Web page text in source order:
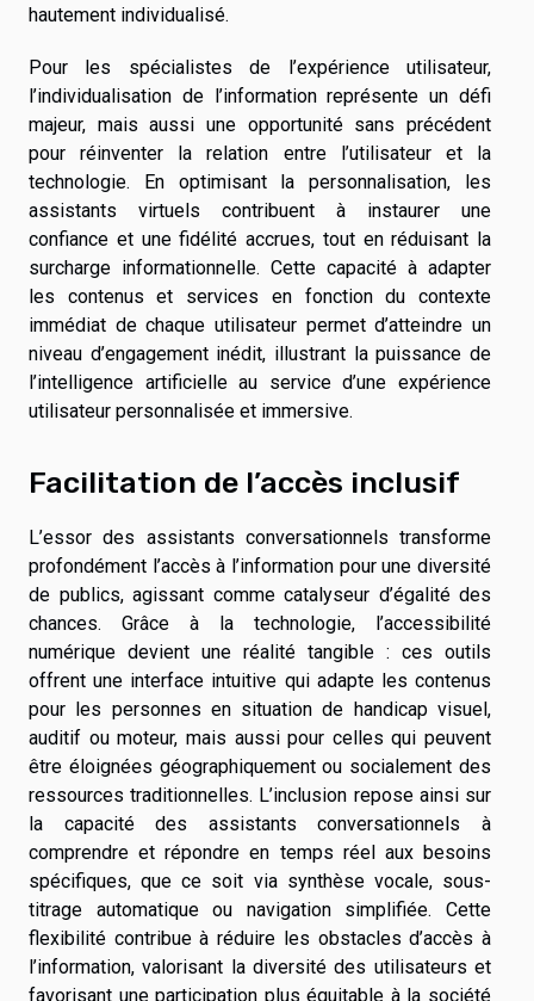
hautement individualisé.
Pour les spécialistes de l’expérience utilisateur,
l’individualisation de l’information représente un défi
majeur, mais aussi une opportunité sans précédent
pour réinventer la relation entre l’utilisateur et la
technologie. En optimisant la personnalisation, les
assistants virtuels contribuent à instaurer une
confiance et une fidélité accrues, tout en réduisant la
surcharge informationnelle. Cette capacité à adapter
les contenus et services en fonction du contexte
immédiat de chaque utilisateur permet d’atteindre un
niveau d’engagement inédit, illustrant la puissance de
l’intelligence artificielle au service d’une expérience
utilisateur personnalisée et immersive.
Facilitation de l’accès inclusif
L’essor des assistants conversationnels transforme
profondément l’accès à l’information pour une diversité
de publics, agissant comme catalyseur d’égalité des
chances. Grâce à la technologie, l’accessibilité
numérique devient une réalité tangible : ces outils
offrent une interface intuitive qui adapte les contenus
pour les personnes en situation de handicap visuel,
auditif ou moteur, mais aussi pour celles qui peuvent
être éloignées géographiquement ou socialement des
ressources traditionnelles. L’inclusion repose ainsi sur
la capacité des assistants conversationnels à
comprendre et répondre en temps réel aux besoins
spécifiques, que ce soit via synthèse vocale, sous-
titrage automatique ou navigation simplifiée. Cette
flexibilité contribue à réduire les obstacles d’accès à
l’information, valorisant la diversité des utilisateurs et
favorisant une participation plus équitable à la société